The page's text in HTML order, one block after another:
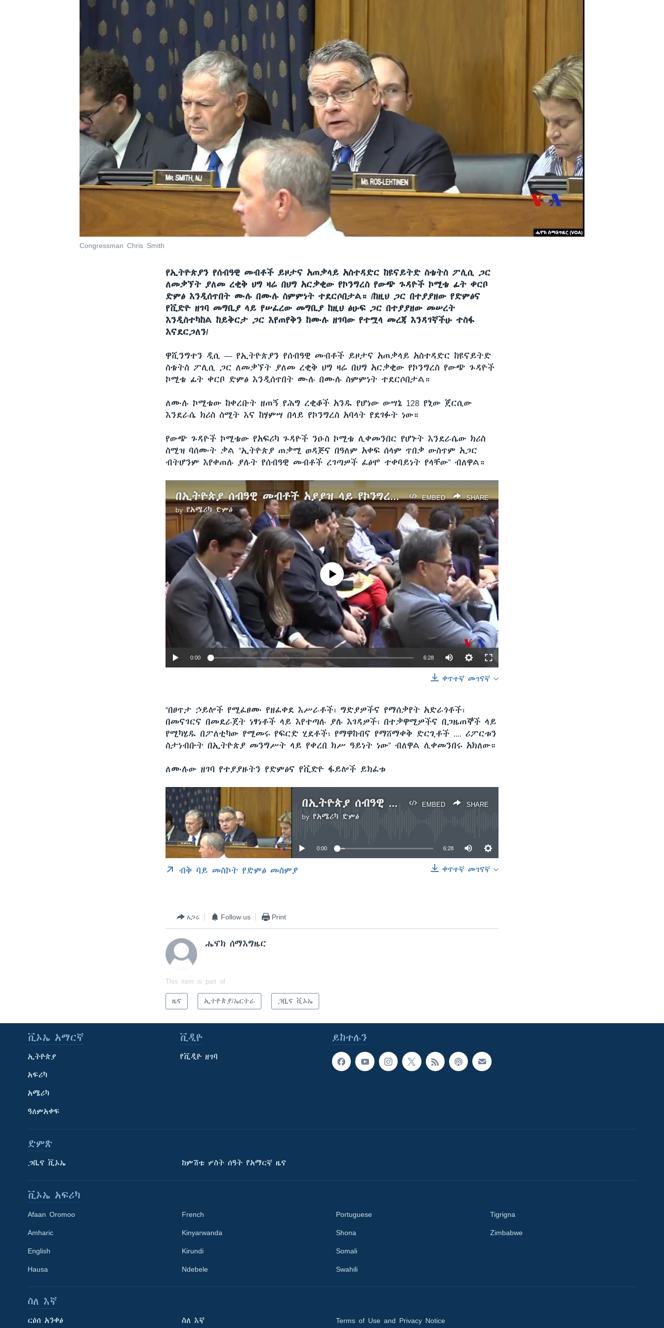
Learning English
ቋንቋዎች
Congressman Chris Smith
የኢትዮጵያን የሰብዓዊ መብቶች ይዞታና አጠቃላይ አስተዳድር ከዩናይትድ ስቴትስ ፖሊሲ ጋር
ለመቃኘት ያለመ ረቂቅ ህግ ዛሬ በህግ አርቃቂው የኮንግረስ የውጭ ጉዳዮች ኮሚቴ ፊት ቀርቦ
ድምፅ እንዲሰጥበት ሙሉ በሙሉ ስምምነት ተደርሶበታል። /ከዚህ ጋር በተያያዘው የድምፅና
የቪድዮ ዘገባ መግቢያ ላይ የሠፈረው መግቢያ ከዚህ ፅሁፍ ጋር በተያያዘው መሠረት
እንዲስተካከል ከይቅርታ ጋር እየጠየቅን ከሙሉ ዘገባው የተሟላ መረጃ እንዳገኛችሁ ተስፋ
እናደርጋለን/
ዋሺንግተን ዲሲ — የኢትዮጵያን የሰብዓዊ መብቶች ይዞታና አጠቃላይ አስተዳድር ከዩናይትድ
ስቴትስ ፖሊሲ ጋር ለመቃኘት ያለመ ረቂቅ ህግ ዛሬ በህግ አርቃቂው የኮንግረስ የውጭ ጉዳዮች
ኮሚቴ ፊት ቀርቦ ድምፅ እንዲሰጥበት ሙሉ በሙሉ ስምምነት ተደርሶበታል።
ለሙሉ ኮሚቴው ከቀረቡት ዘጠኝ የሕግ ረቂቆች አንዱ የሆነው ውሣኔ 128 የኒው ጀርሲው
እንደራሴ ክሪስ ስሚት እና ከሃምሣ በላይ የኮንግረስ አባላት የደገፉት ነው።
የውጭ ጉዳዮች ኮሚቴው የአፍሪካ ጉዳዮች ንዑስ ኮሚቴ ሊቀመንበር የሆኑት እንደራሴው ክሪስ
ስሚዝ ባሰሙት ቃል “ኢትዮጵያ ጠቃሚ ወዳጅና በዓለም አቀፍ ሰላም ጥበቃ ውስጥም አጋር
ብትሆንም እየቀጠሉ ያሉት የሰብዓዊ መብቶች ረገጣዎች ፈፅሞ ተቀባይነት የላቸው” ብለዋል።
EMBED SHARE
በኢትዮጵያ ሰብዓዊ መብቶች አያያዝ ላይ የኮንግረስ ኮሚቴ ውሣኔ አሣለፈ
byየአሜሪካ ድምፅ
No media source currently available
0:00 6:28
ቀጥተኛ መገናኛ
“በፀጥታ ኃይሎች የሚፈፀሙ የዘፈቀደ እሥራቶች፣ ግድያዎችና የማሰቃየት አድራጎቶች፣
በመናገርና በመደራጀት ነፃነቶች ላይ እየተጣሉ ያሉ እገዳዎች፣ በተቃዋሚዎችና በጋዜጠኞች ላይ
የሚካሄዱ በፖለቲካው የሚመሩ የፍርድ ሂደቶች፣ የማዋከብና የማሸማቀቅ ድርጊቶች .... ሪፖርቱን
ስታነብቡት በኢትዮጵያ መንግሥት ላይ የቀረበ ክሥ ዓይነት ነው” ብለዋል ሊቀመንበሩ አክለው።
ለሙሉው ዘገባ የተያያዙትን የድምፅና የቪድዮ ፋይሎች ይክፈቱ
EMBED SHARE
በኢትዮጵያ ሰብዓዊ መብቶች አያያዝ ላይ የኮንግረስ ኮሚቴ ውሣኔ አሣለፈ
by የአሜሪካ ድምፅ
No media source currently available
0:00 6:28
ቀጥተኛ መገናኛ
ብቅ ባይ መስኮት የድምፅ መስምያ
አጋሩ Follow us Print
ሔኖክ ሰማእግዜር
This item is part of
ዜና ኢትዮጵያ/ኤርትራ ጋቢና ቪኦኤ
ይከተሉን
ቪኦኤ አማርኛ
ኢትዮጵያ
አፍሪካ
አሜሪካ
ዓለምአቀፍ
ቪዲዮ
የቪዲዮ ዘገባ
ድምጽ
ጋቢና ቪኦኤ ከምሽቱ ሦስት ሰዓት የአማርኛ ዜና
ቪኦኤ አፍሪካ
Afaan Oromoo
Amharic
English
Hausa
French
Kinyarwanda
Kirundi
Ndebele
Portuguese
Shona
Somali
Swahili
Tigrigna
Zimbabwe
ስለ እኛ
ርዕሰ አንቀፅ ስለ እኛ Terms of Use and Privacy Notice